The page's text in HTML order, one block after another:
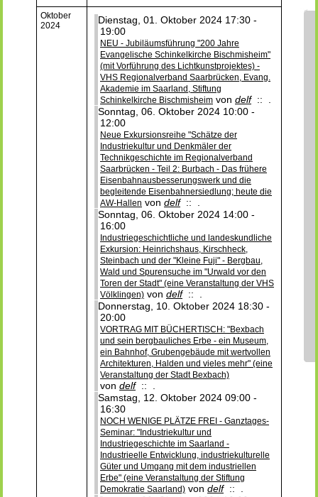
Oktober
2024
Dienstag, 01. Oktober 2024 17:30 -
19:00
NEU - Jubiläumsführung "200 Jahre
Evangelische Schinkelkirche Bischmisheim"
(mit Vorführung des Lichtkunstprojektes) -
VHS Regionalverband Saarbrücken, Evang.
Akademie im Saarland, Stiftung
Schinkelkirche Bischmisheim von delf:: .
Sonntag, 06. Oktober 2024 10:00 -
12:00
Neue Exkursionsreihe "Schätze der
Industriekultur und Denkmäler der
Technikgeschichte im Regionalverband
Saarbrücken - Teil 2: Burbach - Das frühere
Eisenbahnausbesserungswerk und die
begleitende Eisenbahnersiedlung; heute die
AW-Hallen von delf:: .
Sonntag, 06. Oktober 2024 14:00 -
16:00
Industriegeschichtliche und landeskundliche
Exkursion: Heinrichshaus, Kirschheck,
Steinbach und der "Kleine Fuji" - Bergbau,
Wald und Spurensuche im "Urwald vor den
Toren der Stadt" (eine Veranstaltung der VHS
Völklingen) von delf:: .
Donnerstag, 10. Oktober 2024 18:30 -
20:00
VORTRAG MIT BÜCHERTISCH: "Bexbach
und sein bergbauliches Erbe - ein Museum,
ein Bahnhof, Grubengebäude mit wertvollen
Architekturen, Halden und vieles mehr" (eine
Veranstaltung der Stadt Bexbach)
von delf:: .
Samstag, 12. Oktober 2024 09:00 -
16:30
NOCH WENIGE PLÄTZE FREI - Ganztages-
Seminar: "Industriekultur und
Industriegeschichte im Saarland -
Industrieelle Entwicklung, industriekulturelle
Güter und Umgang mit dem industriellen
Erbe" (eine Veranstaltung der Stiftung
Demokratie Saarland) von delf:: .